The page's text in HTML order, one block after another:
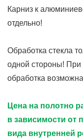
Карниз к
отдельно!
Обработка стекла
одной стороны! При
обработка
Цена на полотно
в зависимости от
вида внутренней